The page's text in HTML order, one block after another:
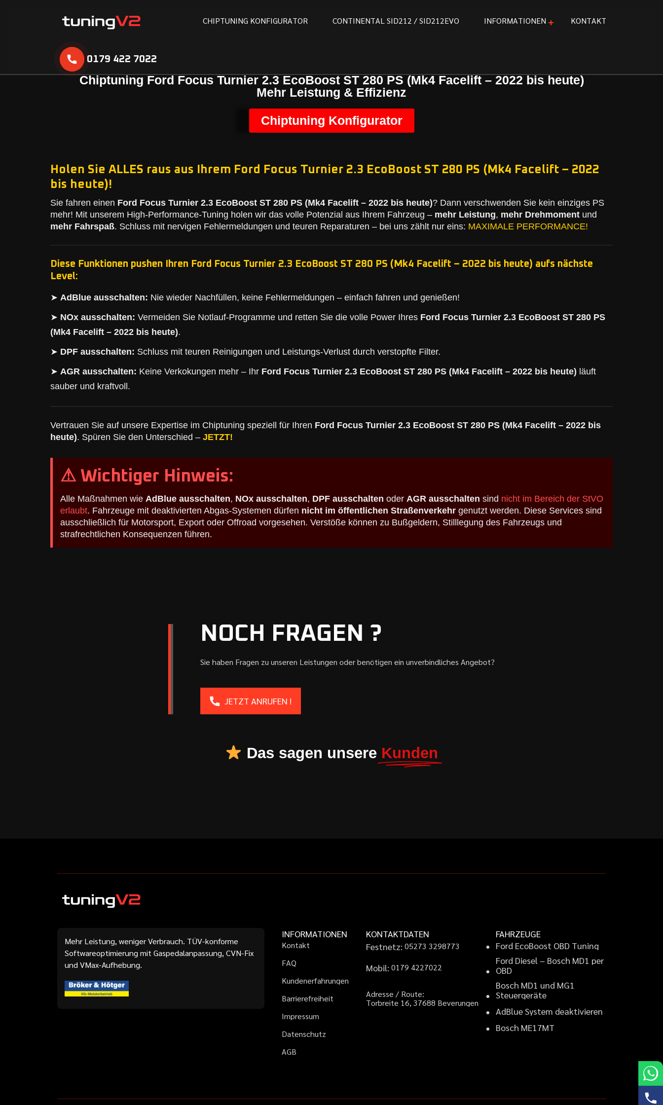
CHIPTUNING KONFIGURATOR CONTINENTAL SID21 2 / SID21 2EVO INFORMATIONEN KONTAKT
0179 422 7022
Chiptuning Ford Focus Turnier 2.3 EcoBoost ST 280 PS (Mk4 Facelift – 2022 bis heute)
Mehr Leistung & Effizienz
Chiptuning Konfigurator
Holen Sie ALLES raus aus Ihrem Ford Focus Turnier 2.3 EcoBoost ST 280 PS (Mk4 Facelift – 2022
bis heute)!
Sie fahren einen Ford Focus Turnier 2.3 EcoBoost ST 280 PS (Mk4 Facelift – 2022 bis heute)? Dann verschwenden Sie kein einziges PS
mehr! Mit unserem High-Performance-Tuning holen wir das volle Potenzial aus Ihrem Fahrzeug – mehr Leistung, mehr Drehmoment und
mehr Fahrspaß. Schluss mit nervigen Fehlermeldungen und teuren Reparaturen – bei uns zählt nur eins: MAXIMALE PERFORMANCE!
Diese Funktionen pushen Ihren Ford Focus Turnier 2.3 EcoBoost ST 280 PS (Mk4 Facelift – 2022 bis heute) aufs nächste
Level:
➤ AdBlue ausschalten: Nie wieder Nachfüllen, keine Fehlermeldungen – einfach fahren und genießen!
➤ NOx ausschalten: Vermeiden Sie Notlauf-Programme und retten Sie die volle Power Ihres Ford Focus Turnier 2.3 EcoBoost ST 280 PS
(Mk4 Facelift – 2022 bis heute).
➤ DPF ausschalten: Schluss mit teuren Reinigungen und Leistungs-Verlust durch verstopfte Filter.
➤ AGR ausschalten: Keine Verkokungen mehr – Ihr Ford Focus Turnier 2.3 EcoBoost ST 280 PS (Mk4 Facelift – 2022 bis heute) läuft
sauber und kraftvoll.
Vertrauen Sie auf unsere Expertise im Chiptuning speziell für Ihren Ford Focus Turnier 2.3 EcoBoost ST 280 PS (Mk4 Facelift – 2022 bis
heute). Spüren Sie den Unterschied – JETZT!
⚠ Wichtiger Hinweis:
Alle Maßnahmen wie AdBlue ausschalten, NOx ausschalten, DPF ausschalten oder AGR ausschalten sind nicht im Bereich der StVO
erlaubt. Fahrzeuge mit deaktivierten Abgas-Systemen dürfen nicht im öffentlichen Straßenverkehr genutzt werden. Diese Services sind
ausschließlich für Motorsport, Export oder Offroad vorgesehen. Verstöße können zu Bußgeldern, Stilllegung des Fahrzeugs und
strafrechtlichen Konsequenzen führen.
NOCH FRAGEN ?
Sie haben Fragen zu unseren Leistungen oder benötigen ein unverbindliches Angebot?
JETZT ANRUFEN !
Das sagen unsere Kunden
Mehr Leistung, weniger Verbrauch. TÜV-konforme
Softwareoptimierung mit Gaspedalanpassung, CVN-Fix
und VMax-Aufhebung.
INFORMATIONEN
Kontakt
FAQ
Kundenerfahrungen
Barrierefreiheit
Impressum
Datenschutz
AGB
KONTAKTDATEN
Festnetz:05273 3298773
Mobil:01 79 4227022
Adresse / Route:
Torbreite 16, 37688 Beverungen
FAHRZEUGE
Ford EcoBoost OBD Tuning
Ford Diesel – Bosch MD1 per
OBD
Bosch MD1 und MG1
Steuergeräte
AdBlueSystem deaktivieren
Bosch ME17MT